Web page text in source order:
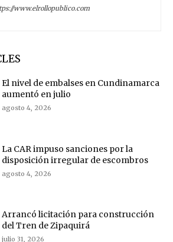
www.elrollopublico.com
El nivel de embalses en Cundinamarca
aumentó en julio
agosto 4, 2026
La CAR impuso sanciones por la
disposición irregular de escombros
agosto 4, 2026
Arrancó licitación para construcción
del Tren de Zipaquirá
julio 31, 2026